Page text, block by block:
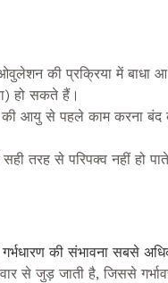
की प्रक्रिया में बाधा
हो सकते हैं।
आयु से पहले काम करना बंद
तरह से परिपक्व नहीं हो
की संभावना सबसे
से जुड़ जाती है, जिससे